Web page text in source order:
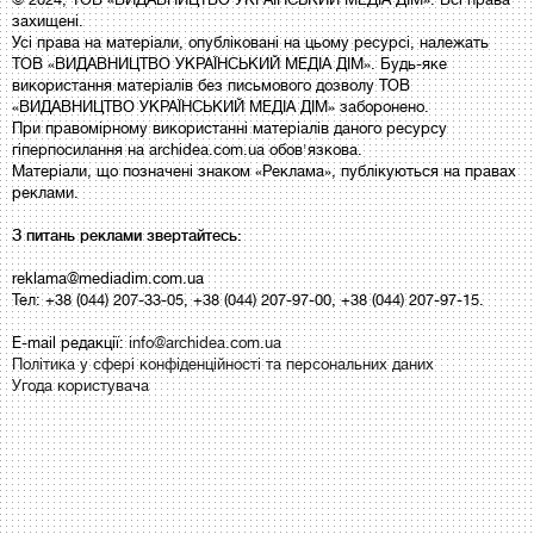
захищені.
Усі права на матеріали, опубліковані на цьому ресурсі, належать
ТОВ «ВИДАВНИЦТВО УКРАЇНСЬКИЙ МЕДІА ДІМ». Будь-яке
використання матеріалів без письмового дозволу ТОВ
«ВИДАВНИЦТВО УКРАЇНСЬКИЙ МЕДІА ДІМ» заборонено.
При правомірному використанні матеріалів даного ресурсу
гіперпосилання на archidea.com.ua обов'язкова.
Матеріали, що позначені знаком «Реклама», публікуються на правах
реклами.
З питань реклами звертайтесь:
reklama@mediadim.com.ua
Тел: +38 (044) 207-33-05, +38 (044) 207-97-00, +38 (044) 207-97-15.
E-mail редакції:info@archidea.com.ua
Політика у сфері конфіденційності та персональних даних
Угода користувача